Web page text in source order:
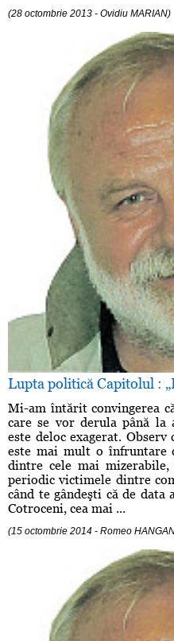
(28 octombrie 2013 - Ovidiu MARIAN)
Lupta politică Capitolul :
Mi-am întărit convingerea
care se vor derula până la
este deloc exagerat.
este mai mult o înfruntare
dintre cele mai
periodic victimele dintre
când te gândeşti că de
Cotroceni, cea mai ...
(15 octombrie 2014 - Romeo